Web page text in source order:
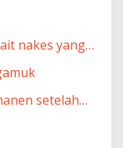
nakes yang…
setelah…